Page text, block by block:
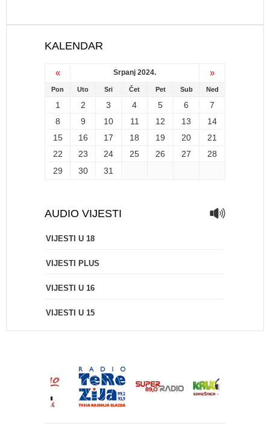
KALENDAR
« Srpanj 2024. »
Pon Uto Sri Čet Pet Sub Ned
1 2 3 4 5 6
7
8
9 10 11 12 13
14
15
16 17 18 19 20
21
22
23 24 25 26 27
28
29
30 31
AUDIO VIJESTI
VIJESTI U 18
VIJESTI PLUS
VIJESTI U 16
VIJESTI U 15